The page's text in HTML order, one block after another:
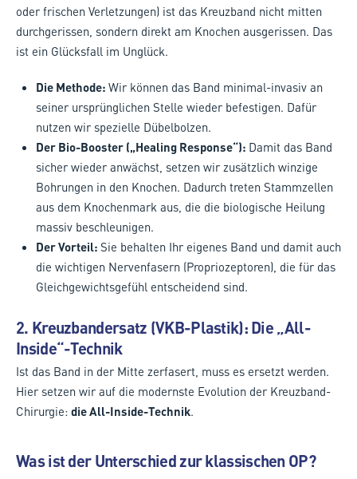
oder frischen Verletzungen) ist das Kreuzband nicht mitten
durchgerissen, sondern direkt am Knochen ausgerissen. Das
ist ein Glücksfall im Unglück.
Die Methode: Wir können das Band minimal-invasiv an
seiner ursprünglichen Stelle wieder befestigen. Dafür
nutzen wir spezielle Dübelbolzen.
Der Bio-Booster („Healing Response“): Damit das Band
sicher wieder anwächst, setzen wir zusätzlich winzige
Bohrungen in den Knochen. Dadurch treten Stammzellen
aus dem Knochenmark aus, die die biologische Heilung
massiv beschleunigen.
Der Vorteil: Sie behalten Ihr eigenes Band und damit auch
die wichtigen Nervenfasern (Propriozeptoren), die für das
Gleichgewichtsgefühl entscheidend sind.
2. Kreuzbandersatz (VKB-Plastik): Die „All-
Inside“-Technik
Ist das Band in der Mitte zerfasert, muss es ersetzt werden.
Hier setzen wir auf die modernste Evolution der Kreuzband-
Chirurgie: die All-Inside-Technik.
Was ist der Unterschied zur klassischen OP?